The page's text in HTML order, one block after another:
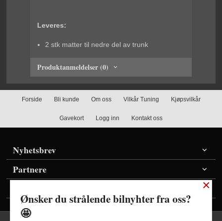
Leveres:
2 stk matter til nedre del av trunk
Produktanmeldelser (0)
Forside Bli kunde Om oss Vilkår Tuning Kjøpsvilkår
Gavekort Logg inn Kontakt oss
Nyhetsbrev
Partnere
×
Ønsker du strålende bilnyhter fra oss?
🤩